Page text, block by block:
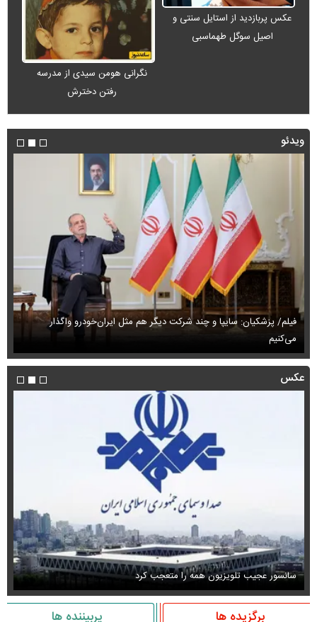
عکس پربازدید از استایل سنتی و
اصیل سوگل طهماسبی
نگرانی هومن سیدی از مدرسه
رفتن دخترش
ویدئو
فیلم/ پزشکیان: سایپا و چند شرکت دیگر هم مثل ایران‌خودرو واگذار
می‌کنیم
عکس
سانسور عجیب تلویزیون همه را متعجب کرد
برگزیده ها پربیننده ها